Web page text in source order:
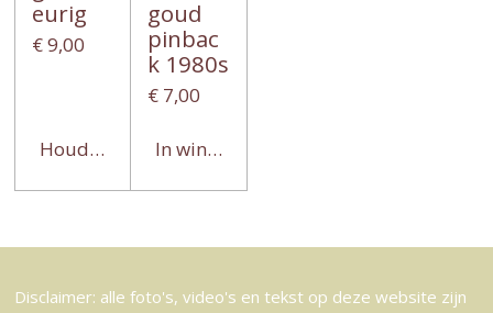
eurig
€ 9,00
Houd mij op de hoogte
goud
pinbac
k 1980s
€ 7,00
In winkelwagen
Disclaimer: alle foto's, video's en tekst op deze website zijn